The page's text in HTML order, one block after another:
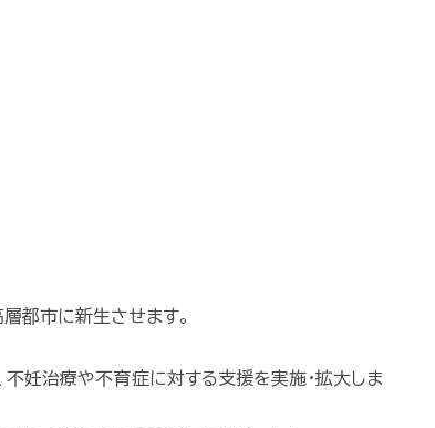
都市に新生させます。
妊治療や不育症に対する支援を実施・拡大しま